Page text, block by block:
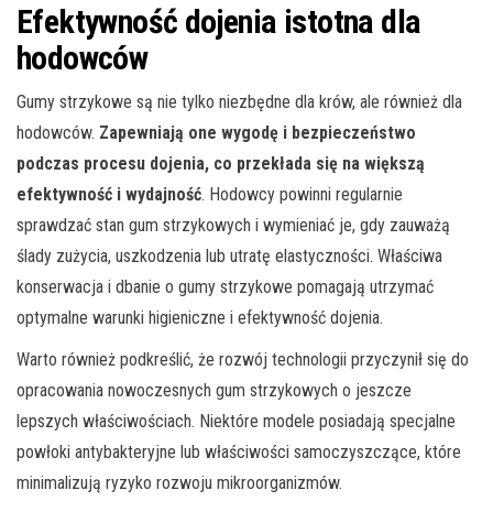
Efektywność dojenia istotna dla
hodowców
Gumy strzykowe są nie tylko niezbędne dla krów, ale również dla
hodowców. Zapewniają one wygodę i bezpieczeństwo
podczas procesu dojenia, co przekłada się na większą
efektywność i wydajność. Hodowcy powinni regularnie
sprawdzać stan gum strzykowych i wymieniać je, gdy zauważą
ślady zużycia, uszkodzenia lub utratę elastyczności. Właściwa
konserwacja i dbanie o gumy strzykowe pomagają utrzymać
optymalne warunki higieniczne i efektywność dojenia.
Warto również podkreślić, że rozwój technologii przyczynił się do
opracowania nowoczesnych gum strzykowych o jeszcze
lepszych właściwościach. Niektóre modele posiadają specjalne
powłoki antybakteryjne lub właściwości samoczyszczące, które
minimalizują ryzyko rozwoju mikroorganizmów.